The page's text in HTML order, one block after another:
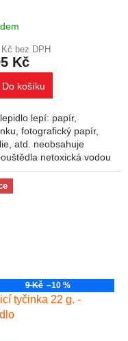
bez DPH
Kč
Do košíku
lepí: papír,
fotografický papír,
atd. neobsahuje
netoxická vodou
pohodlná, rychlá a
aplikace obsah: 10 g
9 Kč –10 %
tyčinka 22 g. -